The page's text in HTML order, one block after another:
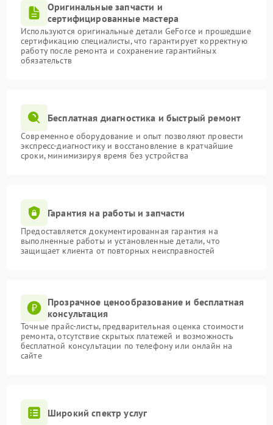
Оригинальные запчасти и
сертифицированные мастера
Используются оригинальные детали GeForce и прошедшие
сертификацию специалисты, что гарантирует корректную
работу после ремонта и сохранение гарантийных
обязательств
Бесплатная диагностика и быстрый ремонт
Современное оборудование и опыт позволяют провести
экспресс-диагностику и восстановление в кратчайшие
сроки, минимизируя время без устройства
Гарантия на работы и запчасти
Предоставляется документированная гарантия на
выполненные работы и установленные детали, что
защищает клиента от повторных неисправностей
Прозрачное ценообразование и бесплатная
консультация
Точные прайс-листы, предварительная оценка стоимости
ремонта, отсутствие скрытых платежей и возможность
бесплатной консультации по телефону или онлайн на
сайте
Широкий спектр услуг